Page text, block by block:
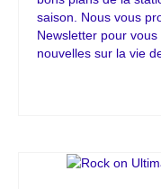
saison. Nous vous
Newsletter pour
nouvelles sur la vie